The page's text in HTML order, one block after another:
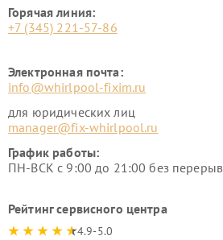
Горячая линия:
+7 (345) 221-57-86
Электронная почта:
info@whirlpool-fixim.ru
для юридических лиц
manager@fix-whirlpool.ru
График работы:
ПН-ВСК с 9:00 до 21:00 без
Рейтинг сервисного центра
4.9-5.0